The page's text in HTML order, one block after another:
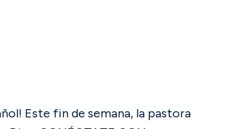
Este fin de semana, la pastora